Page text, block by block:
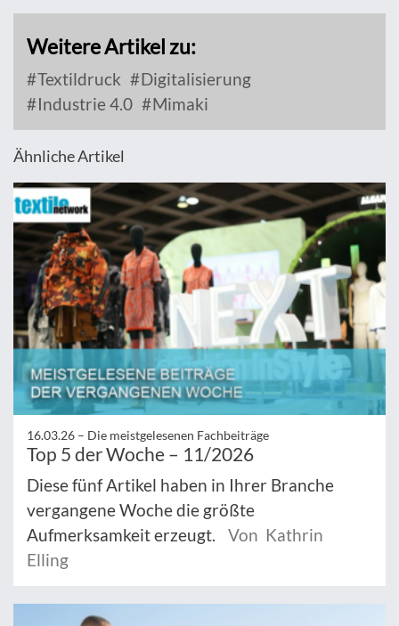
Weitere Artikel zu:
Textildruck
Digitalisierung
Industrie 4.0
Mimaki
Ähnliche Artikel
16.03.26 – Die meistgelesenen Fachbeiträge
Top 5 der Woche – 11/2026
Diese fünf Artikel haben in Ihrer Branche
vergangene Woche die größte
Aufmerksamkeit erzeugt.
Von Kathrin
Elling